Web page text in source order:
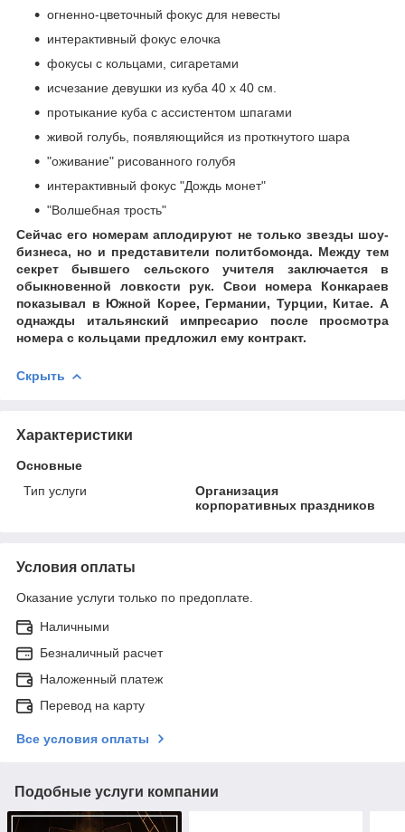
огненно-цветочный фокус для невесты
интерактивный фокус елочка
фокусы с кольцами, сигаретами
исчезание девушки из куба 40 х 40 см.
протыкание куба с ассистентом шпагами
живой голубь, появляющийся из проткнутого шара
"оживание" рисованного голубя
интерактивный фокус "Дождь монет"
"Волшебная трость"
Сейчас его номерам аплодируют не только звезды шоу-
бизнеса, но и представители политбомонда. Между тем
секрет бывшего сельского учителя заключается в
обыкновенной ловкости рук. Свои номера Конкараев
показывал в Южной Корее, Германии, Турции, Китае. А
однажды итальянский импресарио после просмотра
номера с кольцами предложил ему контракт.
Скрыть
Характеристики
Основные
Тип услуги
Организация
корпоративных праздников
Условия оплаты
Оказание услуги только по предоплате.
Наличными
Безналичный расчет
Наложенный платеж
Перевод на карту
Все условия оплаты
Подобные услуги компании